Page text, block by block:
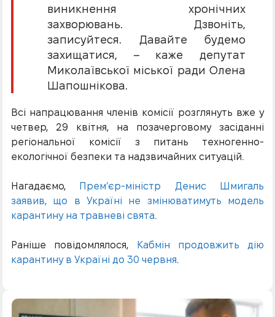
виникнення хронічних
захворювань. Дзвоніть,
записуйтеся. Давайте будемо
захищатися, – каже депутат
Миколаївської міської ради Олена
Шапошнікова.
Всі напрацювання членів комісії розглянуть вже у
четвер, 29 квітня, на позачерговому засіданні
регіональної комісії з питань техногенно-
екологічної безпеки та надзвичайних ситуацій.
Нагадаємо,
Прем’єр-міністр Денис Шмигаль
заявив, що в Україні не змінюватимуть модель
карантину на травневі свята.
Раніше повідомлялося,
Кабмін продовжить дію
карантину в Україні до 30 червня.